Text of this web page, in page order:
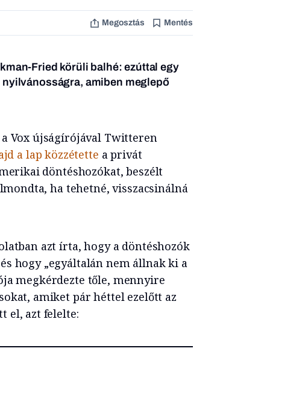
Megosztás Mentés
Fried körüli balhé: ezúttal egy
amiben meglepő
Vox újságírójával Twitteren
a lap közzétette a privát
döntéshozókat, beszélt
ha tehetné, visszacsinálná
azt írta, hogy a döntéshozók
hogy „egyáltalán nem állnak ki a
megkérdezte tőle, mennyire
amiket pár héttel ezelőtt az
el, azt felelte: